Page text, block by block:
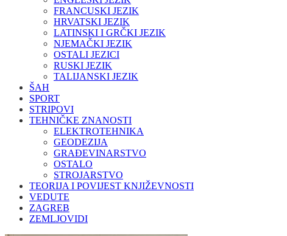
FRANCUSKI JEZIK
HRVATSKI JEZIK
LATINSKI I GRČKI JEZIK
NJEMAČKI JEZIK
OSTALI JEZICI
RUSKI JEZIK
TALIJANSKI JEZIK
ŠAH
SPORT
STRIPOVI
TEHNIČKE ZNANOSTI
ELEKTROTEHNIKA
GEODEZIJA
GRAĐEVINARSTVO
OSTALO
STROJARSTVO
TEORIJA I POVIJEST KNJIŽEVNOSTI
VEDUTE
ZAGREB
ZEMLJOVIDI